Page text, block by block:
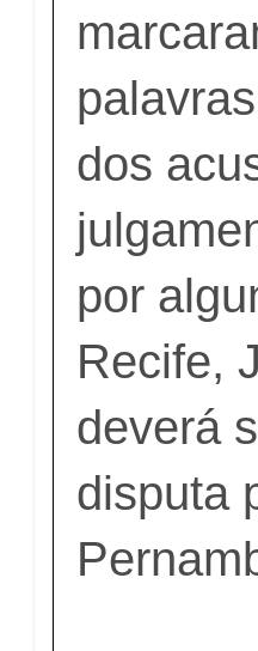
dos
por
Recife,
deverá
disputa